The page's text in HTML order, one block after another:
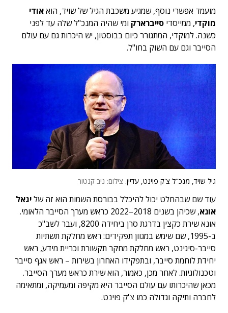
מועמד אפשרי נוסף, שמגיע משכבת הגיל של שויד, הואאודי
מוקדי, ממייסדי סייברארק ומי שהיה המנכ"ל שלה עד לפני
כשנה. למוקדי, המתגורר כיום בבוסטון, יש היכרות גם עם עולם
הסייבר וגם עם השוק בחו"ל.
גיל שויד, מנכ"ל צ'ק פוינט, עדיין. צילום: ניב קנטור
עוד שם שבהחלט יכול להיכלל בבורסת השמות הוא זה שליגאל
אונא
, שכיהן בשנים 2018–2022 כראש מערך הסייבר הלאומי.
אונא שירת כקצין בדרגת סרן ביחידה 8200, ועבר לשב"כ
ב-1995, שם שימש במגוון תפקידים: ראש מחלקת תשתיות
סייבר-סיגינט, ראש מחלקת מחקר תקשורת וכריית מידע, ראש
יחידת לוחמת סייבר, ובתפקידו האחרון בשירות – ראש אגף סייבר
וטכנולוגיות. לאחר מכן, כאמור, הוא שירת כראש מערך הסייבר.
מכאן שהיכרותו עם עולם הסייבר היא מקיפה ומעמיקה, ומתאימה
לחברה ותיקה וגדולה כמו צ'ק פוינט.